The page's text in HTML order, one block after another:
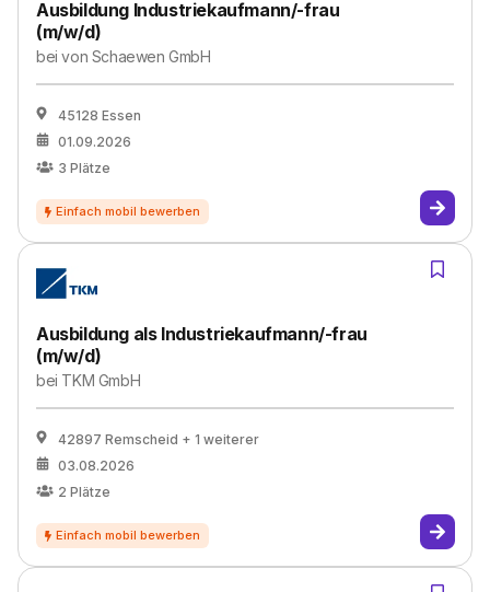
Ausbildung Industriekaufmann/-frau
(m/w/d)
beivon Schaewen GmbH
45128 Essen
01.09.2026
3 Plätze
Ausbildung als Industriekaufmann/-frau
(m/w/d)
bei TKM GmbH
42897 Remscheid + 1 weiterer
03.08.2026
2 Plätze